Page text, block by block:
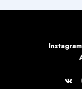
Instagram